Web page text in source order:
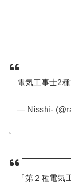
電気工事士2
— Nisshi-
「第２種電気